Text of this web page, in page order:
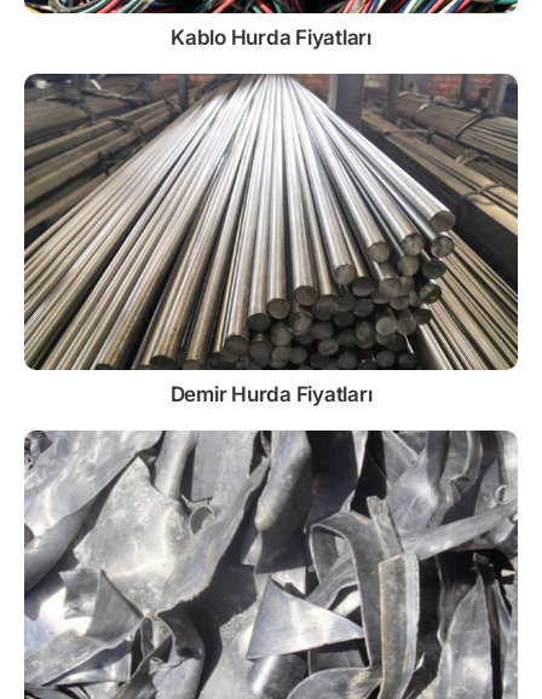
Kablo Hurda Fiyatları
Demir Hurda Fiyatları